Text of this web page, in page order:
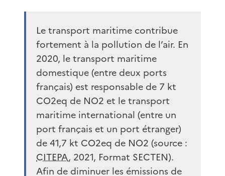
Le transport maritime contribue
fortement à la pollution de l’air. En
2020, le transport maritime
domestique (entre deux ports
français) est responsable de 7 kt
CO2eq de NO2 et le transport
maritime international (entre un
port français et un port étranger)
de 41,7 kt CO2eq de NO2 (source :
CITEPA, 2021, Format SECTEN).
Afin de diminuer les émissions de